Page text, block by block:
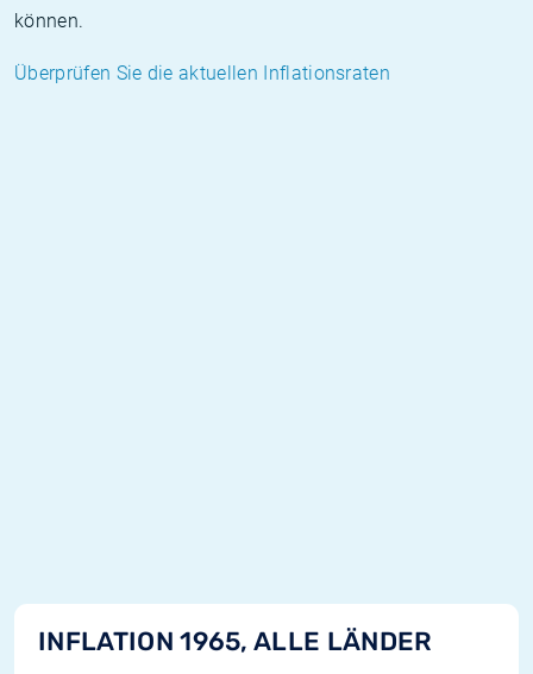
können.
Überprüfen Sie die aktuellen Inflationsraten
INFLATION 1965, ALLE LÄNDER